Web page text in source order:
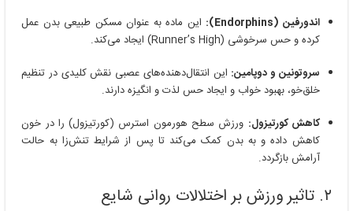
اندورفین (Endorphins):
این ماده به عنوان مسکن طبیعی بدن عمل
کرده و حس سرخوشی (Runner’s High) ایجاد می‌کند.
سروتونین و دوپامین: این انتقال‌دهنده‌های عصبی نقش کلیدی در تنظیم
خلق‌خو، بهبود خواب و ایجاد حس لذت و انگیزه دارند.
کاهش کورتیزول: ورزش سطح هورمون استرس (کورتیزول) را در خون
کاهش داده و به بدن کمک می‌کند تا پس از شرایط تنش‌زا به حالت
آرامش بازگردد.
۲. تاثیر ورزش بر اختلالات روانی شایع